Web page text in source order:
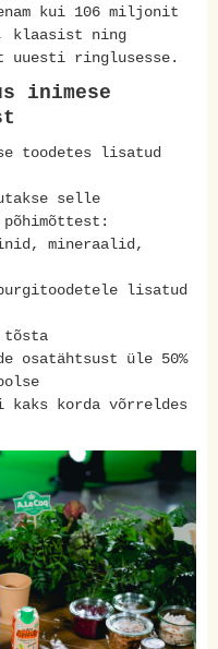
kui 106 miljonit
klaasist ning
uuesti ringlusesse.
inimese
toodetes lisatud
selle
mineraalid,
lisatud
tõsta
osatähtsust üle 50%
kaks korda võrreldes